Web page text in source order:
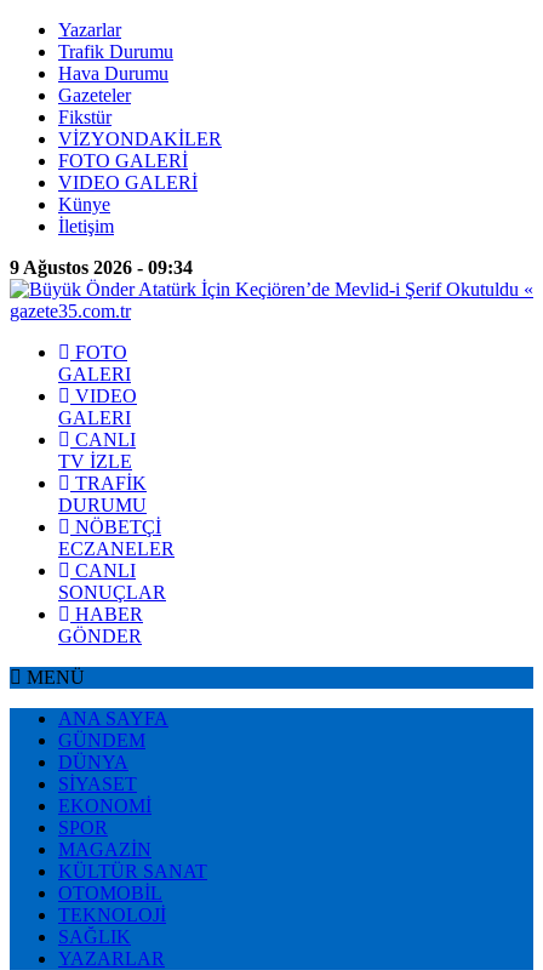
Yazarlar
Trafik Durumu
Hava Durumu
Gazeteler
Fikstür
VİZYONDAKİLER
FOTO GALERİ
VIDEO GALERİ
Künye
İletişim
9 Ağustos 2026 - 09:34
FOTO
GALERI
VIDEO
GALERI
CANLI
TV İZLE
TRAFİK
DURUMU
NÖBETÇİ
ECZANELER
CANLI
SONUÇLAR
HABER
GÖNDER
MENÜ
ANA SAYFA
GÜNDEM
DÜNYA
SİYASET
EKONOMİ
SPOR
MAGAZİN
KÜLTÜR SANAT
OTOMOBİL
TEKNOLOJİ
SAĞLIK
YAZARLAR